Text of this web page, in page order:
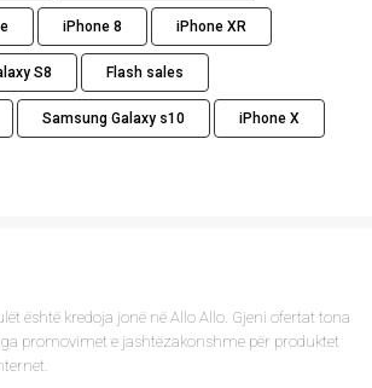
iPhone 8 iPhone XR
S8 Flash sales
Samsung Galaxy s10 iPhone X
është kredoja jonë në Allo Allo. Gjeni ofertat tona
promovimet e jashtëzakonshme për produktet